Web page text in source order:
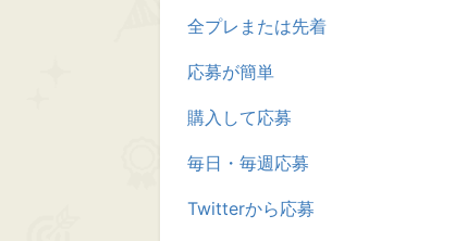
全プレまたは先着
応募が簡単
購入して応募
毎日・毎週応募
Twitterから応募